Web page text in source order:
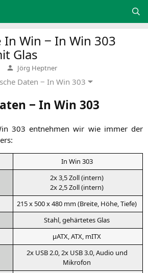
In Win ‒ In Win 303
Glas
Verfasst
von
Jörg Heptner
Daten ‒ In Win 303
‒ In Win 303
303 ent­neh­men wir wie immer der
In Win 303
2x 3,5 Zoll (intern)
2x 2,5 Zoll (intern)
215 x 500 x 480 mm (Brei­te, Höhe, Tiefe)
Stahl, gehär­te­tes Glas
µATX,ATX, mITX
2x USB2.0, 2x USB3.0, Audio und
Mikrofon